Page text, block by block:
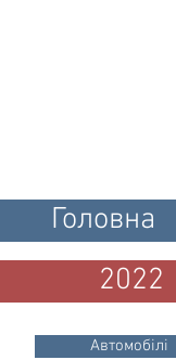
Головна
2022
Автомобілі